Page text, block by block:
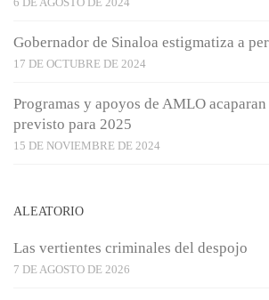
Gobernador de Sinaloa estigmatiza a
17 DE OCTUBRE DE 2024
Programas y apoyos de AMLO
previsto para 2025
15 DE NOVIEMBRE DE 2024
ALEATORIO
Las vertientes criminales del despojo
7 DE AGOSTO DE 2026